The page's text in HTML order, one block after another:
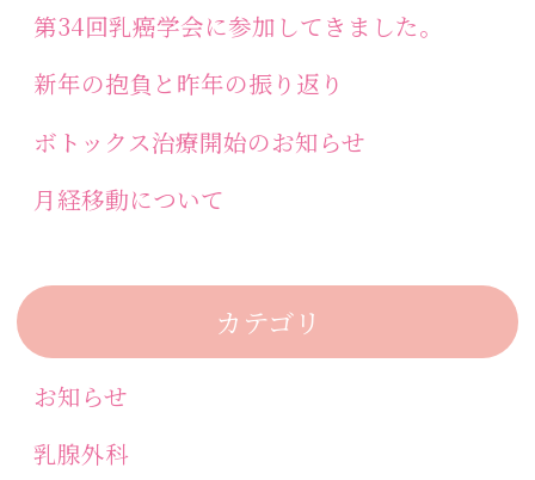
第34回乳癌学会に参加してきました。
新年の抱負と昨年の振り返り
ボトックス治療開始のお知らせ
月経移動について
カテゴリ
お知らせ
乳腺外科